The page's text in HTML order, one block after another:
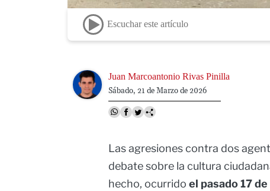
Escuchar este artículo
Image Juan Marcoantonio Rivas Pinilla
Sábado, 21 de Marzo de 2026
Las agresiones contra dos
debate sobre la cultura
hecho, ocurrido el pasado 17